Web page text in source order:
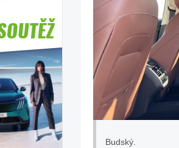
Budský.